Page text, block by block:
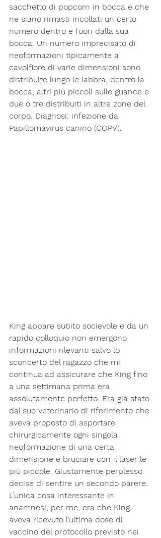
sacchetto di popcorn in bocca e che
ne siano rimasti incollati un certo
numero dentro e fuori dalla sua
bocca. Un numero imprecisato di
neoformazioni tipicamente a
cavolfiore di varie dimensioni sono
distribuite lungo le labbra, dentro la
bocca, altri più piccoli sulle guance e
due o tre distribuiti in altre zone del
corpo. Diagnosi: infezione da
Papillomavirus canino (COPV).
King appare subito socievole e da un
rapido colloquio non emergono
informazioni rilevanti salvo lo
sconcerto del ragazzo che mi
continua ad assicurare che King fino
a una settimana prima era
assolutamente perfetto. Era già stato
dal suo veterinario di riferimento che
aveva proposto di asportare
chirurgicamente ogni singola
neoformazione di una certa
dimensione e bruciare con il laser le
più piccole. Giustamente perplesso
decise di sentire un secondo parere.
L’unica cosa interessante in
anamnesi, per me, era che King
aveva ricevuto l’ultima dose di
vaccino del protocollo previsto nei